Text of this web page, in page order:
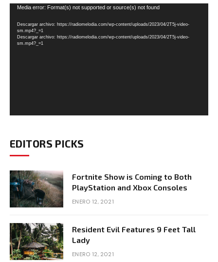
Reproductor
vídeo
Media error: Format(s) not supported or source(s) not found
Descargar archivo: https://radiomelodia.com/wp-content/uploads/2023/04/2T5j-video-
sm.mp4?_=1
Descargar archivo: https://radiomelodia.com/wp-content/uploads/2023/04/2T5j-video-
sm.mp4?_=1
EDITORS PICKS
Fortnite Show is Coming to Both
PlayStation and Xbox Consoles
ENERO 12, 2021
Resident Evil Features 9 Feet Tall
Lady
ENERO 12, 2021